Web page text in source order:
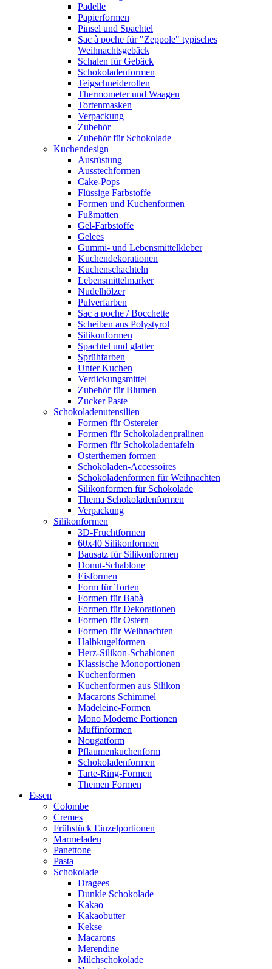
Padelle
Papierformen
Pinsel und Spachtel
Sac à poche für "Zeppole" typisches
Weihnachtsgebäck
Schalen für Gebäck
Schokoladenformen
Teigschneiderollen
Thermometer und Waagen
Tortenmasken
Verpackung
Zubehör
Zubehör für Schokolade
Kuchendesign
Ausrüstung
Ausstechformen
Cake-Pops
Flüssige Farbstoffe
Formen und Kuchenformen
Fußmatten
Gel-Farbstoffe
Gelees
Gummi- und Lebensmittelkleber
Kuchendekorationen
Kuchenschachteln
Lebensmittelmarker
Nudelhölzer
Pulverfarben
Sac a poche / Bocchette
Scheiben aus Polystyrol
Silikonformen
Spachtel und glatter
Sprühfarben
Unter Kuchen
Verdickungsmittel
Zubehör für Blumen
Zucker Paste
Schokoladenutensilien
Formen für Ostereier
Formen für Schokoladenpralinen
Formen für Schokoladentafeln
Osterthemen formen
Schokoladen-Accessoires
Schokoladenformen für Weihnachten
Silikonformen für Schokolade
Thema Schokoladenformen
Verpackung
Silikonformen
3D-Fruchtformen
60x40 Silikonformen
Bausatz für Silikonformen
Donut-Schablone
Eisformen
Form für Torten
Formen für Babà
Formen für Dekorationen
Formen für Ostern
Formen für Weihnachten
Halbkugelformen
Herz-Silikon-Schablonen
Klassische Monoportionen
Kuchenformen
Kuchenformen aus Silikon
Macarons Schimmel
Madeleine-Formen
Mono Moderne Portionen
Muffinformen
Nougatform
Pflaumenkuchenform
Schokoladenformen
Tarte-Ring-Formen
Themen Formen
Essen
Colombe
Cremes
Frühstück Einzelportionen
Marmeladen
Panettone
Pasta
Schokolade
Dragees
Dunkle Schokolade
Kakao
Kakaobutter
Kekse
Macarons
Merendine
Milchschokolade